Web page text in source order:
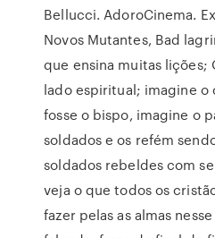
Bellucci. AdoroCinema.
Novos Mutantes, Bad
que ensina muitas lições;
lado espiritual; imagine o
fosse o bispo, imagine o
soldados e os refém
soldados rebeldes com
veja o que todos os
fazer pelas as almas